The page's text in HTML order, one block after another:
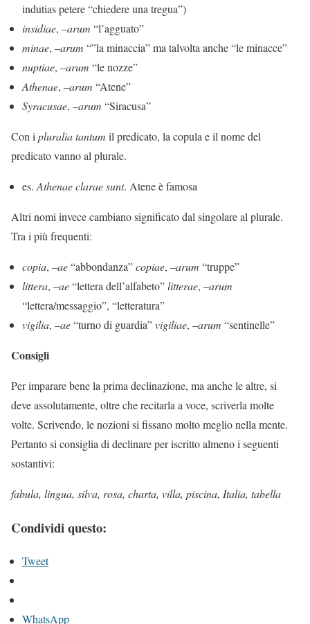
indutias petere “chiedere una tregua”)
insidiae, –arum “l’agguato”
minae, –arum “”la minaccia” ma talvolta anche “le minacce”
nuptiae, –arum “le nozze”
Athenae, –arum “Atene”
Syracusae, –arum “Siracusa”
Con i pluralia tantum il predicato, la copula e il nome del
predicato vanno al plurale.
es. Athenae clarae sunt. Atene è famosa
Altri nomi invece cambiano significato dal singolare al plurale.
Tra i più frequenti:
copia, –ae“abbondanza”copiae, –arum “truppe”
littera, –ae“lettera dell’alfabeto”litterae, –arum
“lettera/messaggio”, “letteratura”
vigilia, –ae“turno di guardia”vigiliae, –arum “sentinelle”
Consigli
Per imparare bene la prima declinazione, ma anche le altre, si
deve assolutamente, oltre che recitarla a voce, scriverla molte
volte. Scrivendo, le nozioni si fissano molto meglio nella mente.
Pertanto si consiglia di declinare per iscritto almeno i seguenti
sostantivi:
fabula, lingua, silva, rosa, charta, villa, piscina, Italia, tabella
Condividi questo:
Tweet
WhatsApp